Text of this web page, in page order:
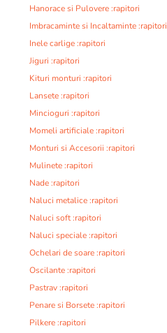
Hanorace si Pulovere :rapitori
Imbracaminte si Incaltaminte :rapitori
Inele carlige :rapitori
Jiguri :rapitori
Kituri monturi :rapitori
Lansete :rapitori
Mincioguri :rapitori
Momeli artificiale :rapitori
Monturi si Accesorii :rapitori
Mulinete :rapitori
Nade :rapitori
Naluci metalice :rapitori
Naluci soft :rapitori
Naluci speciale :rapitori
Ochelari de soare :rapitori
Oscilante :rapitori
Pastrav :rapitori
Penare si Borsete :rapitori
Pilkere :rapitori